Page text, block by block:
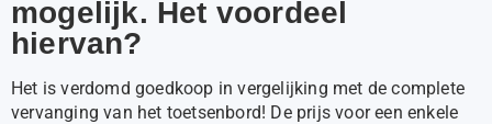
mogelijk. Het voordeel
hiervan?
Het is verdomd goedkoop in vergelijking met de complete
vervanging van het toetsenbord! De prijs voor een enkele